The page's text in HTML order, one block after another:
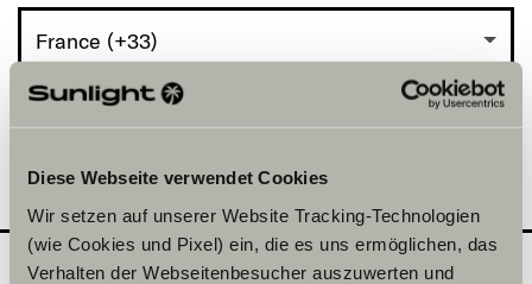
Diese Webseite verwendet Cookies
Wir setzen auf unserer Website Tracking-Technologien
(wie Cookies und Pixel) ein, die es uns ermöglichen, das
Verhalten der Webseitenbesucher auszuwerten und
France (+33)